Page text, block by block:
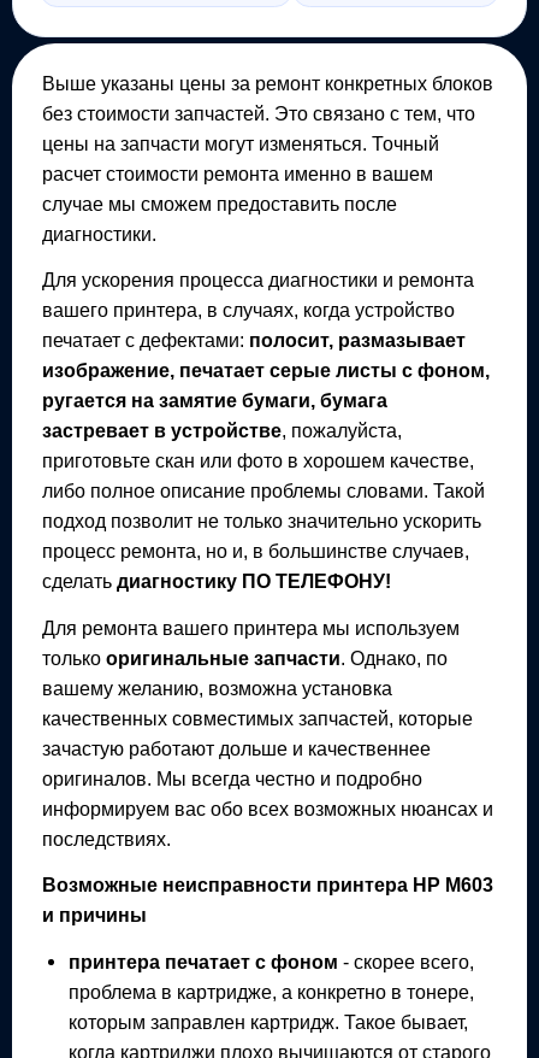
Выше указаны цены за ремонт конкретных блоков
без стоимости запчастей. Это связано с тем, что
цены на запчасти могут изменяться. Точный
расчет стоимости ремонта именно в вашем
случае мы сможем предоставить после
диагностики.
Для ускорения процесса диагностики и ремонта
вашего принтера, в случаях, когда устройство
печатает с дефектами: полосит, размазывает
изображение, печатает серые листы с фоном,
ругается на замятие бумаги, бумага
застревает в устройстве, пожалуйста,
приготовьте скан или фото в хорошем качестве,
либо полное описание проблемы словами. Такой
подход позволит не только значительно ускорить
процесс ремонта, но и, в большинстве случаев,
сделать диагностику ПО ТЕЛЕФОНУ!
Для ремонта вашего принтера мы используем
только оригинальные запчасти. Однако, по
вашему желанию, возможна установка
качественных совместимых запчастей, которые
зачастую работают дольше и качественнее
оригиналов. Мы всегда честно и подробно
информируем вас обо всех возможных нюансах и
последствиях.
Возможные неисправности принтера HP M603
и причины
принтера печатает с фоном - скорее всего,
проблема в картридже, а конкретно в тонере,
которым заправлен картридж. Такое бывает,
когда картриджи плохо вычищаются от старого